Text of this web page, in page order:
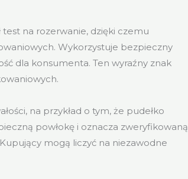
na rozerwanie, dzięki czemu
Wykorzystuje bezpieczny
dla konsumenta. Ten wyraźny znak
na przykład o tym, że pudełko
powłokę i oznacza zweryfikowaną
mogą liczyć na niezawodne